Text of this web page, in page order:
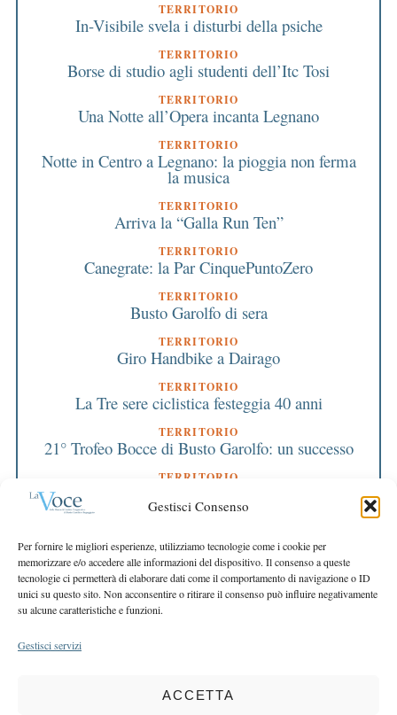
Gestisci Consenso
Per fornire le migliori esperienze, utilizziamo tecnologie come i cookie per
memorizzare e/o accedere alle informazioni del dispositivo. Il consenso a queste
tecnologie ci permetterà di elaborare dati come il comportamento di navigazione o ID
unici su questo sito. Non acconsentire o ritirare il consenso può influire negativamente
su alcune caratteristiche e funzioni.
Gestisci servizi
ACCETTA
TERRITORIO
In-Visibile svela i disturbi della psiche
TERRITORIO
Borse di studio agli studenti dell’Itc Tosi
TERRITORIO
Una Notte all’Opera incanta Legnano
TERRITORIO
Notte in Centro a Legnano: la pioggia non ferma
la musica
TERRITORIO
Arriva la “Galla Run Ten”
TERRITORIO
Canegrate: la Par CinquePuntoZero
TERRITORIO
Busto Garolfo di sera
TERRITORIO
Giro Handbike a Dairago
TERRITORIO
La Tre sere ciclistica festeggia 40 anni
TERRITORIO
21° Trofeo Bocce di Busto Garolfo: un successo
TERRITORIO
Un documentario per il nostro paese
TERRITORIO
La cena sociale di Ccr Insieme Ets alla festa
popolare di Olcella
COPYRIGHT 2025 LA VOCE |PRIVACY